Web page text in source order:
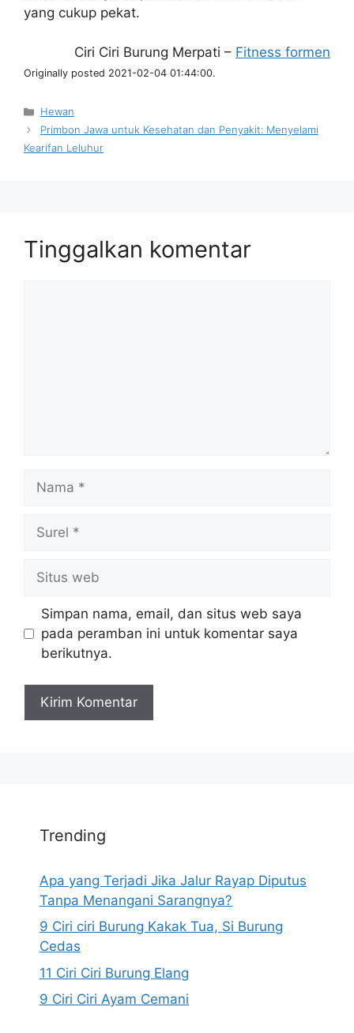
yang cukup pekat.
Ciri Ciri Burung Merpati – Fitness formen
Originally posted 2021-02-04 01:44:00.
Kategori
Hewan
Primbon Jawa untuk Kesehatan dan Penyakit: Menyelami
Kearifan Leluhur
Tinggalkan komentar
Nama
Surel
Situs
web
Simpan nama, email, dan situs web saya
pada peramban ini untuk komentar saya
berikutnya.
Trending
Apa yang Terjadi Jika Jalur Rayap Diputus
Tanpa Menangani Sarangnya?
9 Ciri ciri Burung Kakak Tua, Si Burung
Cedas
11 Ciri Ciri Burung Elang
9 Ciri Ciri Ayam Cemani